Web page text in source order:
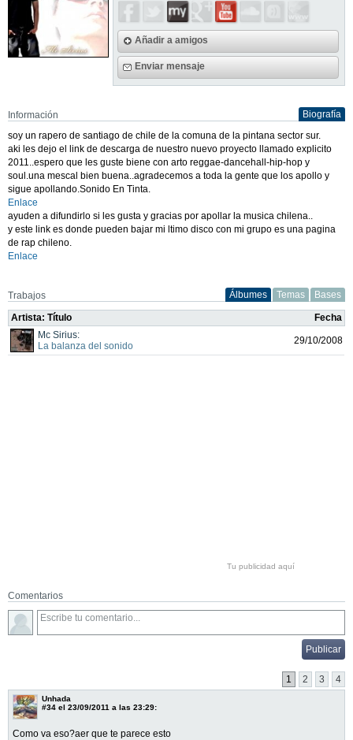
Añadir a amigos
Enviar mensaje
Información
Biografía
soy un rapero de santiago de chile de la comuna de la pintana sector sur.
aki les dejo el link de descarga de nuestro nuevo proyecto llamado explicito
2011..espero que les guste biene con arto reggae-dancehall-hip-hop y
soul.una mescal bien buena..agradecemos a toda la gente que los apollo y
sigue apollando.Sonido En Tinta.
Enlace
ayuden a difundirlo si les gusta y gracias por apollar la musica chilena..
y este link es donde pueden bajar mi ltimo disco con mi grupo es una pagina
de rap chileno.
Enlace
Trabajos Álbumes Temas Bases
Artista: Título
Fecha
Mc Sirius:
La balanza del sonido
29/10/2008
Tu publicidad aquí
Comentarios
1 2 3 4
Unhada
#34 el 23/09/2011 a las 23:29:
Como va eso?aer que te parece esto